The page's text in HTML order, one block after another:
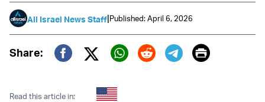
All Israel News Staff|Published: April 6, 2026
Share:
Twitter (X)
Print
Read this article in: